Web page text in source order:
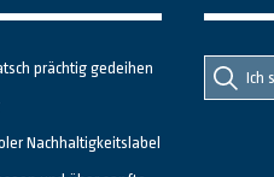
prächtig gedeihen
Nachhaltigkeitslabel
Suche
nach::
Suche
nach: